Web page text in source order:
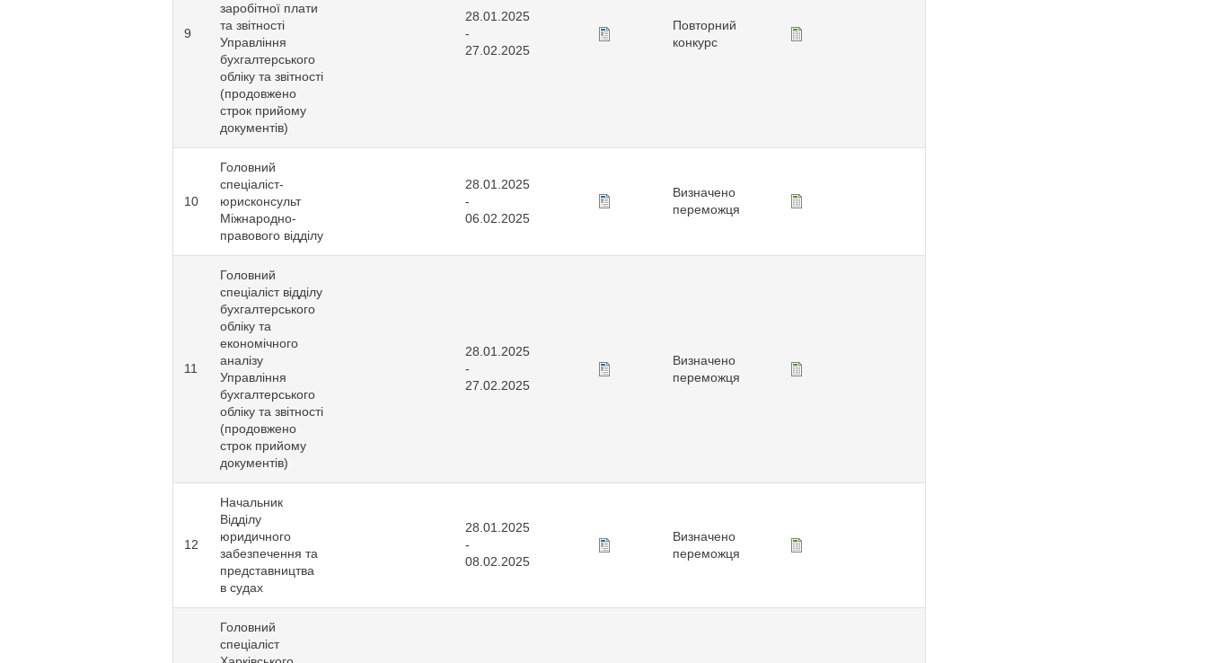
9
заробітної плати
та звітності
Управління
бухгалтерського
обліку та звітності
(продовжено
строк прийому
документів)
28.01.2025
-
27.02.2025
Повторний
конкурс
10
Головний
спеціаліст-
юрисконсульт
Міжнародно-
правового відділу
28.01.2025
-
06.02.2025
Визначено
переможця
11
Головний
спеціаліст відділу
бухгалтерського
обліку та
економічного
аналізу
Управління
бухгалтерського
обліку та звітності
(продовжено
строк прийому
документів)
28.01.2025
-
27.02.2025
Визначено
переможця
12
Начальник
Відділу
юридичного
забезпечення та
представництва
в судах
28.01.2025
-
08.02.2025
Визначено
переможця
Головний
спеціаліст